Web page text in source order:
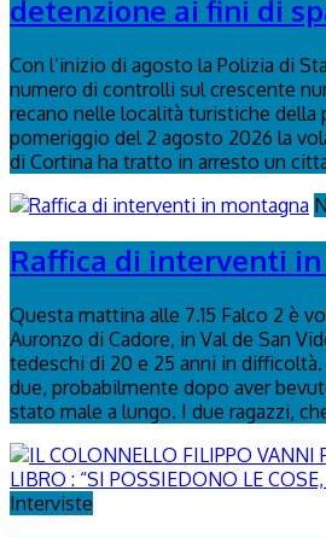
detenzione ai fini di
Con l’inizio di agosto la Polizia di
numero di controlli sul crescente
recano nelle località turistiche della
pomeriggio del 2 agosto 2026 la
di Cortina ha tratto in arresto un
Raffica di interventi
Questa mattina alle 7.15 Falco 2 è
Auronzo di Cadore, in Val de San
tedeschi di 20 e 25 anni in
due, probabilmente dopo aver
stato male a lungo. I due ragazzi,
Interviste